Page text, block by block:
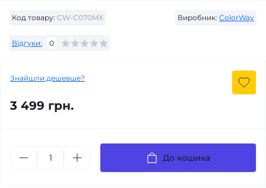
Код товару: CW-C070MX Виробник: ColorWay
Відгуки: 0
Знайшли дешевше?
3 499 грн.
До кошика